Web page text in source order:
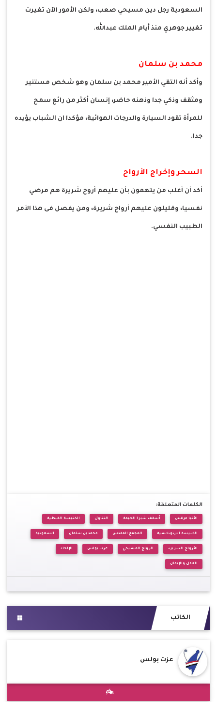
السعودية رجل دين مسيحي صعب، ولكن الأمور الآن تغيرت
تغيير جوهري منذ أيام الملك عبدالله.
محمد بن سلمان
وأكد أنه التقي الأمير محمد بن سلمان وهو شخص مستنير
ومثقف وذكي جدا وذهنه حاضر، إنسان أكثر من رائع سمح
للمرأة تقود السيارة والدرجات الهوائية، مؤكدا ان الشباب يؤيده
جدا.
السحر وإخراج الأرواح
أكد أن أغلب من يتهمون بأن عليهم أروح شريرة هم مرضي
نفسيا، وقليلون عليهم أرواح شريرة، ومن يفصل فى هذا الأمر
الطبيب النفسي.
الكلمات المتعلقة:
الأنبا مرقس أسقف شبرا الخيمة التناول الكنيسة القبطية
الكنيسة الارثوذكسية المجمع المقدس محمد بن سلمان السعودية
الأرواح الشريرة الزواج المسيحي عزت بولس الإلحاد
العقل والإيمان
الكاتب
عزت بولس